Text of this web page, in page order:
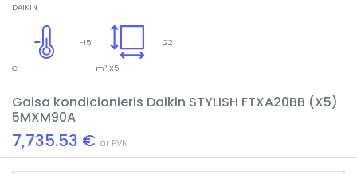
DAIKIN
22
m² X5
-15
C
Gaisa kondicionieris Daikin STYLISH FTXA20BB (X5)
5MXM90A
7,735.53 € ar PVN